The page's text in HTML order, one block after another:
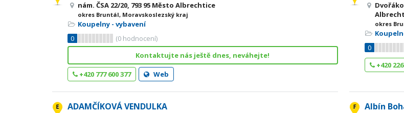
nám. ČSA 22/20, 793 95 Město Albrechtice
okres Bruntál, Moravskoslezský kraj
Koupelny - vybavení
0
(0 hodnocení)
Kontaktujte nás ještě dnes, neváhejte!
+420 777 600 377 Web
okres
0
+420
ADAMČÍKOVÁ VENDULKA Albín